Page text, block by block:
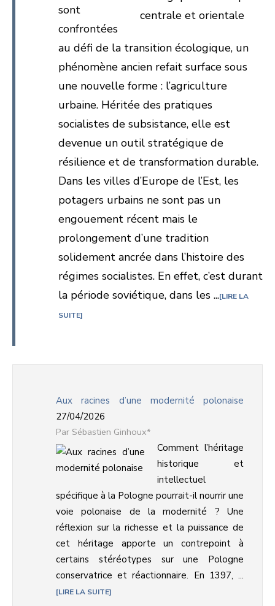
sont
confrontées
au défi de la transition écologique, un
phénomène ancien refait surface sous
une nouvelle forme : l’agriculture
urbaine. Héritée des pratiques
socialistes de subsistance, elle est
devenue un outil stratégique de
résilience et de transformation durable.
Dans les villes d’Europe de l’Est, les
potagers urbains ne sont pas un
engouement récent mais le
prolongement d’une tradition
solidement ancrée dans l’histoire des
régimes socialistes. En effet, c’est durant
la période soviétique, dans les ... LIRE LA
SUITE
Aux racines d’une modernité polonaise
27/04/2026
Sébastien Ginhoux*
Comment l’héritage
historique et
intellectuel
spécifique à la Pologne pourrait-il nourrir une
voie polonaise de la modernité ? Une
réflexion sur la richesse et la puissance de
cet héritage apporte un contrepoint à
certains stéréotypes sur une Pologne
conservatrice et réactionnaire. En 1397, ...
LIRE LA SUITE